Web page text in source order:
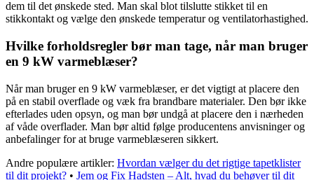
dem til det ønskede sted. Man skal blot tilslutte stikket til en
stikkontakt og vælge den ønskede temperatur og ventilatorhastighed.
Hvilke forholdsregler bør man tage, når man bruger
en 9 kW varmeblæser?
Når man bruger en 9 kW varmeblæser, er det vigtigt at placere den
på en stabil overflade og væk fra brandbare materialer. Den bør ikke
efterlades uden opsyn, og man bør undgå at placere den i nærheden
af ​​våde overflader. Man bør altid følge producentens anvisninger og
anbefalinger for at bruge varmeblæseren sikkert.
Andre populære artikler: Hvordan vælger du det rigtige tapetklister
til dit projekt? • Jem og Fix Hadsten – Alt, hvad du behøver til dit